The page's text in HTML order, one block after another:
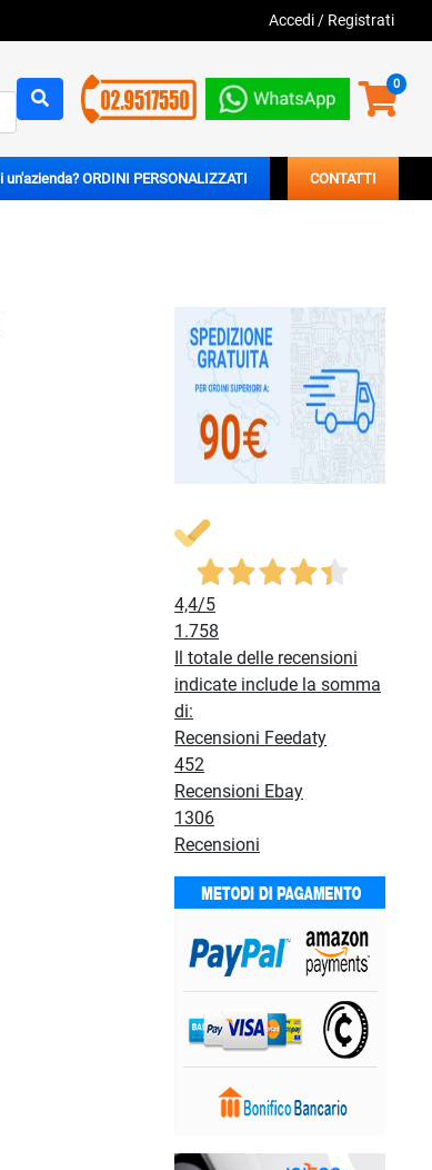
Accedi / Registrati
0
Sei un'azienda? ORDINI PERSONALIZZATI CONTATTI
4,4/5
1.758
Il totale delle recensioni
indicate include la somma
di:
Recensioni Feedaty
452
Recensioni Ebay
1306
Recensioni